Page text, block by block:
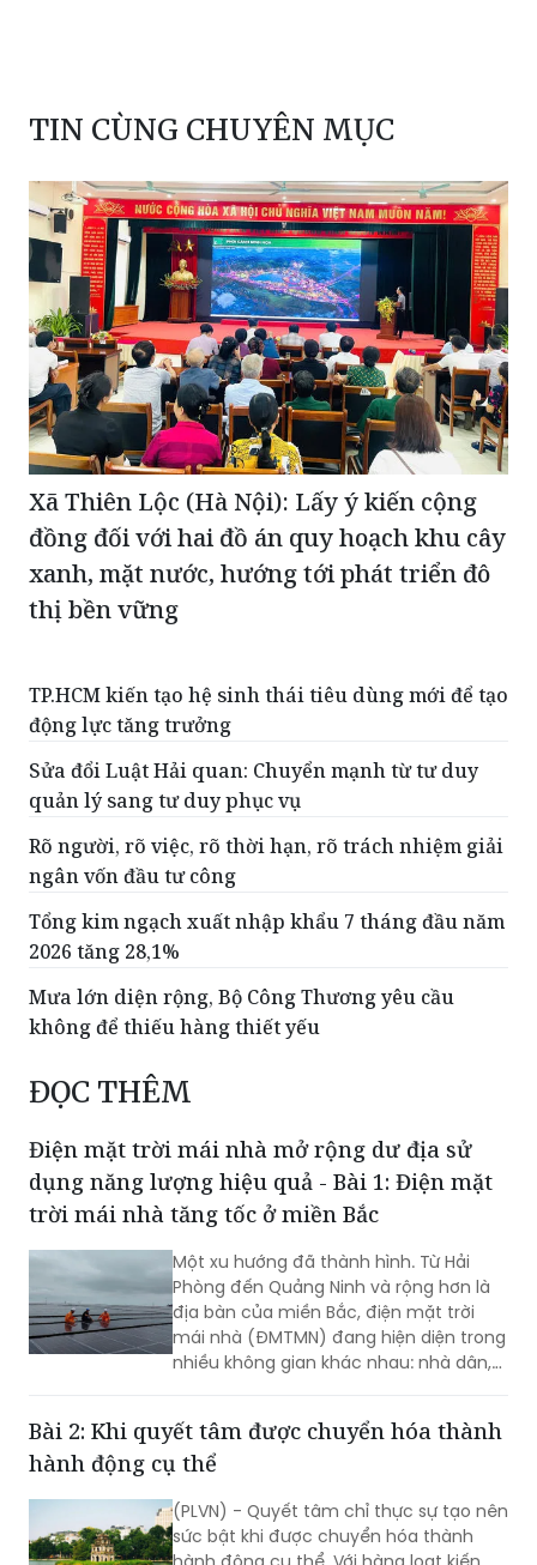
TIN CÙNG CHUYÊN MỤC
Xã Thiên Lộc (Hà Nội): Lấy ý kiến cộng
đồng đối với hai đồ án quy hoạch khu cây
xanh, mặt nước, hướng tới phát triển đô
thị bền vững
TP.HCM kiến tạo hệ sinh thái tiêu dùng mới để tạo
động lực tăng trưởng
Sửa đổi Luật Hải quan: Chuyển mạnh từ tư duy
quản lý sang tư duy phục vụ
Rõ người, rõ việc, rõ thời hạn, rõ trách nhiệm giải
ngân vốn đầu tư công
Tổng kim ngạch xuất nhập khẩu 7 tháng đầu năm
2026 tăng 28,1%
Mưa lớn diện rộng, Bộ Công Thương yêu cầu
không để thiếu hàng thiết yếu
ĐỌC THÊM
Điện mặt trời mái nhà mở rộng dư địa sử
dụng năng lượng hiệu quả - Bài 1: Điện mặt
trời mái nhà tăng tốc ở miền Bắc
Một xu hướng đã thành hình. Từ Hải
Phòng đến Quảng Ninh và rộng hơn là
địa bàn của miền Bắc, điện mặt trời
mái nhà (ĐMTMN) đang hiện diện trong
nhiều không gian khác nhau: nhà dân,
thống đã vận hành đang chứng minh
được giá trị thực tế…
Bài 2: Khi quyết tâm được chuyển hóa thành
hành động cụ thể
(PLVN) - Quyết tâm chỉ thực sự tạo nên
sức bật khi được chuyển hóa thành